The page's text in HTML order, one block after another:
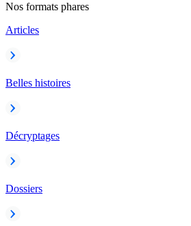
Nos formats phares
Articles
Belles histoires
Décryptages
Dossiers